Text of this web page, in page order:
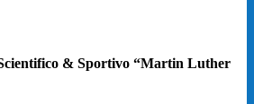
& Sportivo “Martin Luther